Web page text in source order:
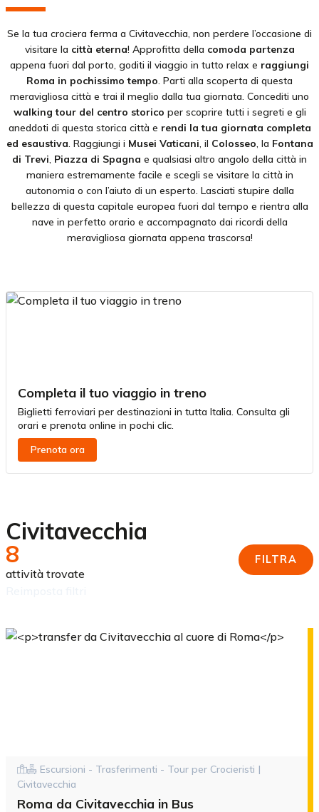
Se la tua crociera ferma a Civitavecchia, non perdere l’occasione di
visitare la città eterna! Approfitta della comoda partenza
appena fuori dal porto, goditi il viaggio in tutto relax e raggiungi
Roma in pochissimo tempo . Parti alla scoperta di questa
meravigliosa città e trai il meglio dalla tua giornata. Concediti uno
walking tour del centro storico per scoprire tutti i segreti e gli
aneddoti di questa storica città e rendi la tua giornata completa
ed esaustiva . Raggiungi i Musei Vaticani , il Colosseo , la Fontana
di Trevi Piazza di Spagna e qualsiasi altro angolo della città in
maniera estremamente facile e scegli se visitare la città in
autonomia o con l’aiuto di un esperto. Lasciati stupire dalla
bellezza di questa capitale europea fuori dal tempo e rientra alla
nave in perfetto orario e accompagnato dai ricordi della
meravigliosa giornata appena trascorsa!
Completa il tuo viaggio in treno
Biglietti ferroviari per destinazioni in tutta Italia. Consulta gli
orari e prenota online in pochi clic.
Prenota ora
Civitavecchia
8
attività trovate
FILTRA
Escursioni - Trasferimenti - Tour per Crocieristi |
Civitavecchia
Roma da Civitavecchia in Bus